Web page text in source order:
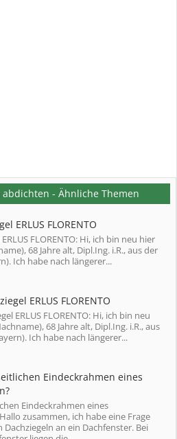
- Ähnliche Themen
ERLUS FLORENTO
FLORENTO: Hi, ich bin neu hier
68 Jahre alt, Dipl.Ing. i.R., aus der
Ich habe nach längerer...
ERLUS FLORENTO
ERLUS FLORENTO: Hi, ich bin neu
68 Jahre alt, Dipl.Ing. i.R., aus
Ich habe nach längerer...
Eindeckrahmen eines
Eindeckrahmen eines
zusammen, ich habe eine Frage
an ein Dachfenster. Bei